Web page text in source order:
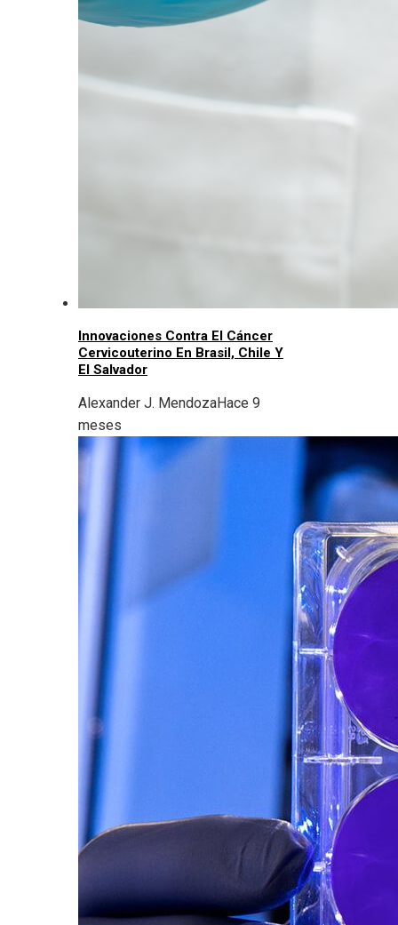
Innovaciones Contra El Cáncer
Cervicouterino En Brasil, Chile Y
El Salvador
Alexander J. MendozaHace 9
meses